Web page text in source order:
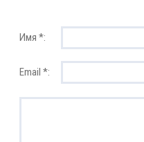
Имя *:
Email *: